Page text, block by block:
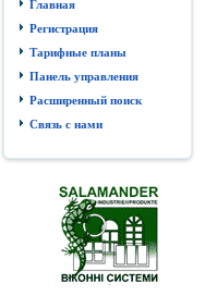
Главная
Регистрация
Тарифные планы
Панель управления
Расширенный поиск
Связь с нами